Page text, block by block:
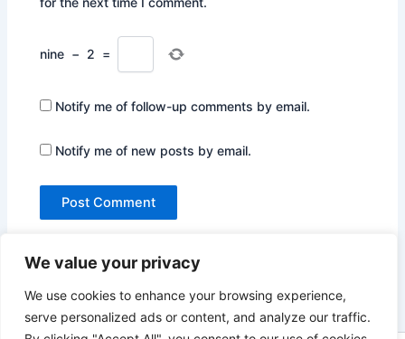
We value your privacy
We use cookies to enhance your browsing experience,
serve personalized ads or content, and analyze our traffic.
nine − 2 =
Notify me of follow-up comments by email.
Notify me of new posts by email.